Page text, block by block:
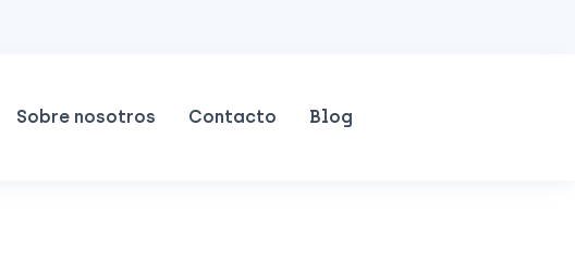
Sobre nosotros Contacto Blog